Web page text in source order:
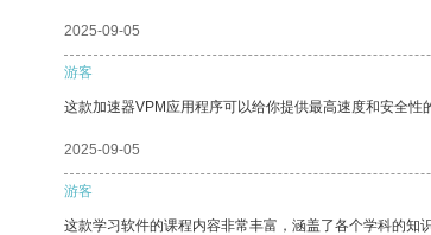
2025-09-05
游客
这款加速器VPM应用程序可以给你提供最高速度和安全性
2025-09-05
游客
这款学习软件的课程内容非常丰富，涵盖了各个学科的知